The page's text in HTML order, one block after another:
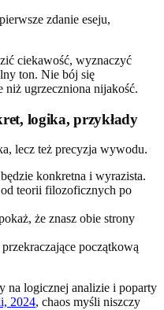
ciekawość, wyznaczyć
ton. Nie bój się
niż ugrzeczniona nijakość.
logika, przykłady
lecz też precyzja wywodu.
konkretna i wyrazista.
teorii filozoficznych po
że znasz obie strony
początkową
na logicznej analizie i poparty
2024, chaos myśli niszczy